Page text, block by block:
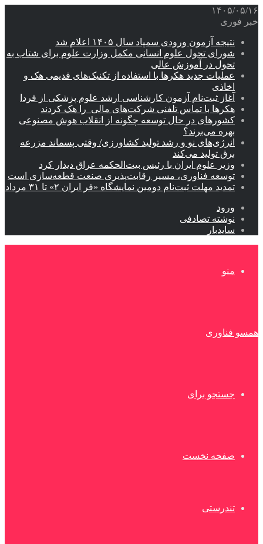
۱۴۰۵/۰۵/۱۶
خبر فوری
نتیجه آزمون ورودی سمپاد سال ۱۴۰۵ اعلام شد
شورای تحول علوم انسانی مکمل وزارت علوم برای شتاب به
تحول در آموزش عالی
عملیات جدید هکرها با استفاده از تکنیک‌های قدیمی هک و
اخاذی
آغاز ثبت‌نام‌ آزمون کارشناسی ارشد علوم پزشکی از فردا
هکرها با تماس تلفنی شرکت‌های مالی را هک کردند
کشورهای در حال توسعه چگونه از انقلاب هوش مصنوعی
بهره می‌برند؟
انرژی‌های نو و رشد تولید کشاورزی/ وقتی پسماند مزرعه‌
برق تولید می‌کند
وزیر علوم ایران با رئیس بیت‌الحکمه عراق دیدار کرد
توسعه فناوری، مسیر رقابت‌پذیری صنعت قطعه‌سازی است
تمدید مهلت ثبت‌نام دومین نمایشگاه «فر ایران ۲» تا ۳۱ مرداد
ورود
نوشته تصادفی
سایدبار
منو
همسو فناوری
جستجو برای
صفحه نخست
تندرستی